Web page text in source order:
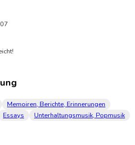
Memoiren, Berichte, Erinnerungen
Essays
Unterhaltungsmusik, Popmusik